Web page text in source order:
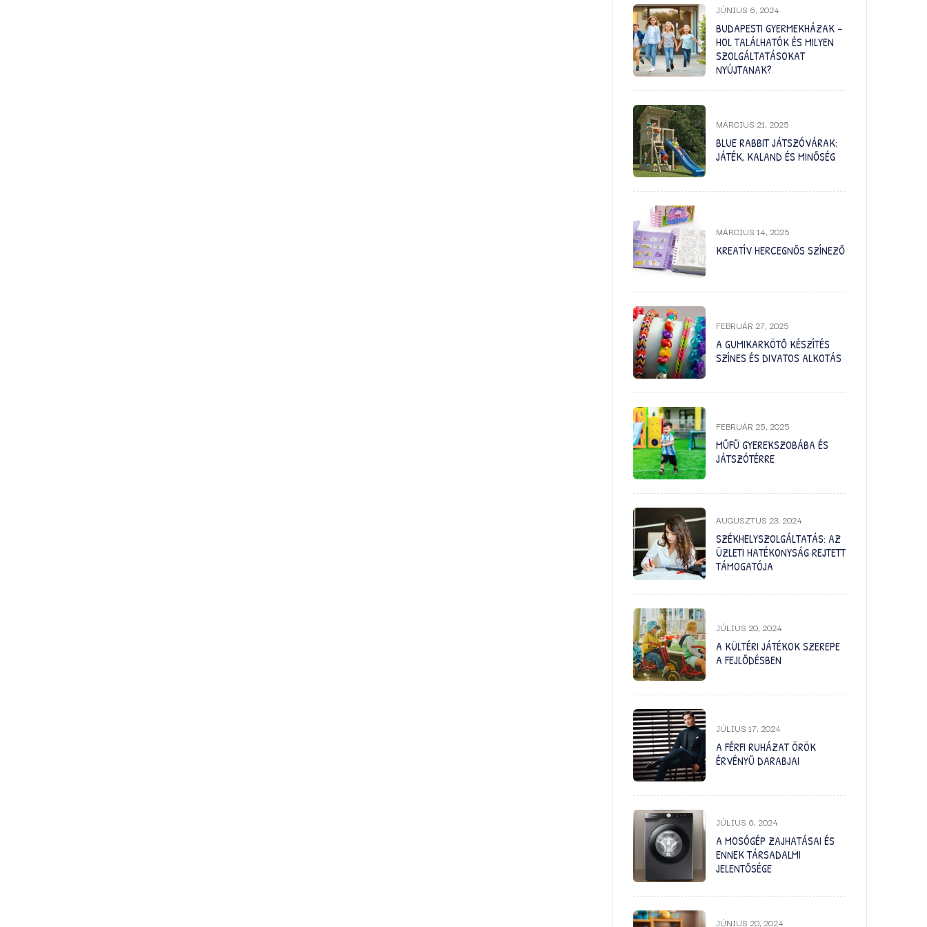
JÚNIUS 6, 2024
BUDAPESTI GYERMEKHÁZAK –
HOL TALÁLHATÓK ÉS MILYEN
SZOLGÁLTATÁSOKAT
NYÚJTANAK?
MÁRCIUS 21, 2025
BLUE RABBIT JÁTSZÓVÁRAK:
JÁTÉK, KALAND ÉS MINŐSÉG
MÁRCIUS 14, 2025
KREATÍV HERCEGNŐS SZÍNEZŐ
FEBRUÁR 27, 2025
A GUMIKARKÖTŐ KÉSZÍTÉS
SZÍNES ÉS DIVATOS ALKOTÁS
FEBRUÁR 25, 2025
MŰFŰ GYEREKSZOBÁBA ÉS
JÁTSZÓTÉRRE
AUGUSZTUS 23, 2024
SZÉKHELYSZOLGÁLTATÁS: AZ
ÜZLETI HATÉKONYSÁG REJTETT
TÁMOGATÓJA
JÚLIUS 20, 2024
A KÜLTÉRI JÁTÉKOK SZEREPE
A FEJLŐDÉSBEN
JÚLIUS 17, 2024
A FÉRFI RUHÁZAT ÖRÖK
ÉRVÉNYŰ DARABJAI
JÚLIUS 6, 2024
A MOSÓGÉP ZAJHATÁSAI ÉS
ENNEK TÁRSADALMI
JELENTŐSÉGE
JÚNIUS 20, 2024